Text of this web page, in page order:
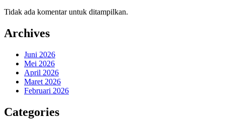
Tidak ada komentar untuk ditampilkan.
Archives
Juni 2026
Mei 2026
April 2026
Maret 2026
Februari 2026
Categories